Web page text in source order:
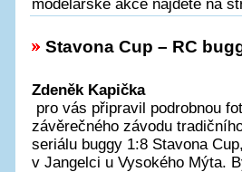
modelářské akce najdete na
Stavona Cup – RC
Zdeněk Kapička
pro vás připravil podrobnou
závěrečného závodu
seriálu buggy 1:8 Stavona
v Jangelci u Vysokého Mýta.